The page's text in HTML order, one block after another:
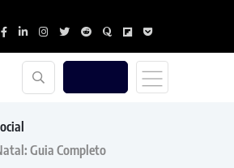
Guia Completo